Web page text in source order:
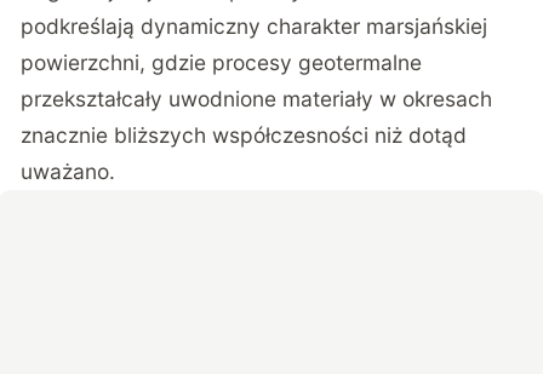
podkreślają dynamiczny charakter marsjańskiej
powierzchni, gdzie procesy geotermalne
przekształcały uwodnione materiały w okresach
znacznie bliższych współczesności niż dotąd
uważano.